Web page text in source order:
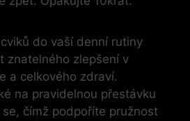
do vaší denní rutiny
znatelného zlepšení v
a celkového zdraví.
na pravidelnou přestávku
čímž podpoříte pružnost